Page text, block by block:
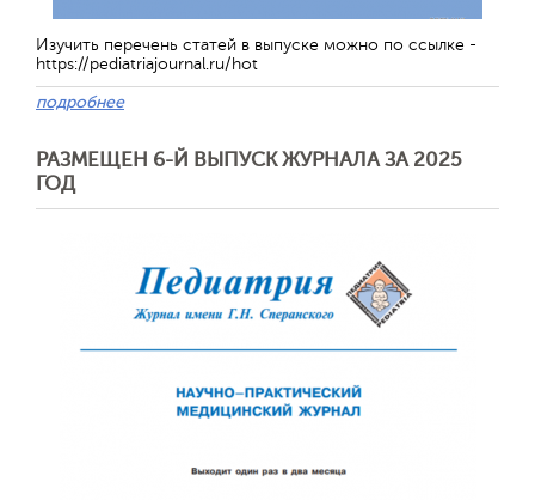
Изучить перечень статей в выпуске можно по ссылке -
https://pediatriajournal.ru/hot
подробнее
РАЗМЕЩЕН 6-Й ВЫПУСК ЖУРНАЛА ЗА 2025
ГОД